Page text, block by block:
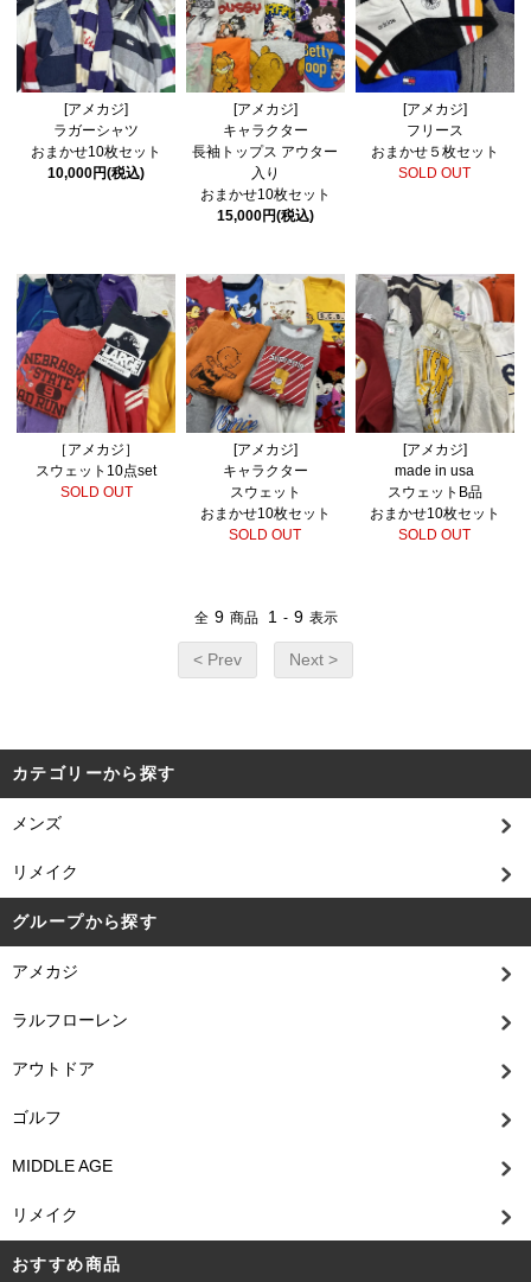
[アメカジ]
ラガーシャツ
おまかせ10枚セット
10,000円(税込)
[アメカジ]
キャラクター
長袖トップス アウター
入り
おまかせ10枚セット
15,000円(税込)
[アメカジ]
フリース
おまかせ５枚セット
SOLD OUT
［アメカジ］
スウェット10点set
SOLD OUT
[アメカジ]
キャラクター
スウェット
おまかせ10枚セット
SOLD OUT
[アメカジ]
made in usa
スウェットB品
おまかせ10枚セット
SOLD OUT
全 9 商品 1 - 9 表示
< Prev Next >
カテゴリーから探す
メンズ
リメイク
グループから探す
アメカジ
ラルフローレン
アウトドア
ゴルフ
MIDDLE AGE
リメイク
おすすめ商品